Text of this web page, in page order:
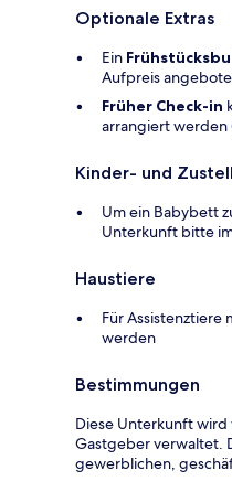
Optionale Extras
Ein
Aufpreis
Früher Check-in
arrangiert werden
Kinder- und
Um ein Babybett
Unterkunft bitte
Haustiere
Für
werden
Bestimmungen
Diese Unterkunft
Gastgeber verwaltet.
gewerblichen,